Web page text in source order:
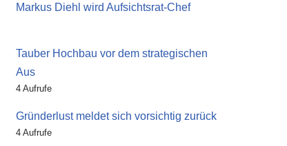
Markus Diehl wird Aufsichtsrat-Chef
Tauber Hochbau vor dem strategischen
Aus
4 Aufrufe
Gründerlust meldet sich vorsichtig zurück
4 Aufrufe